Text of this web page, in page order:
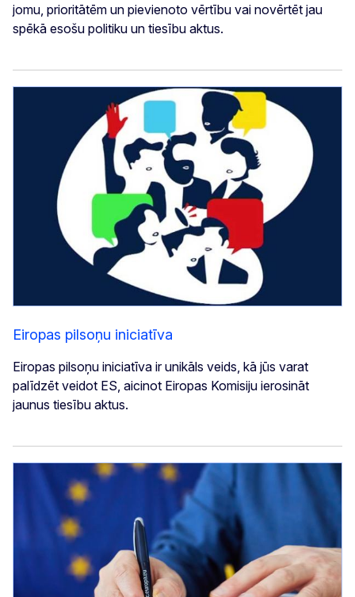
jomu, prioritātēm un pievienoto vērtību vai novērtēt jau
spēkā esošu politiku un tiesību aktus.
Eiropas pilsoņu iniciatīva
Eiropas pilsoņu iniciatīva ir unikāls veids, kā jūs varat
palīdzēt veidot ES, aicinot Eiropas Komisiju ierosināt
jaunus tiesību aktus.